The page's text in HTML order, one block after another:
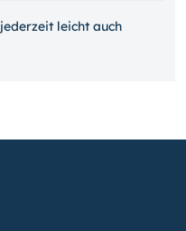
leicht auch